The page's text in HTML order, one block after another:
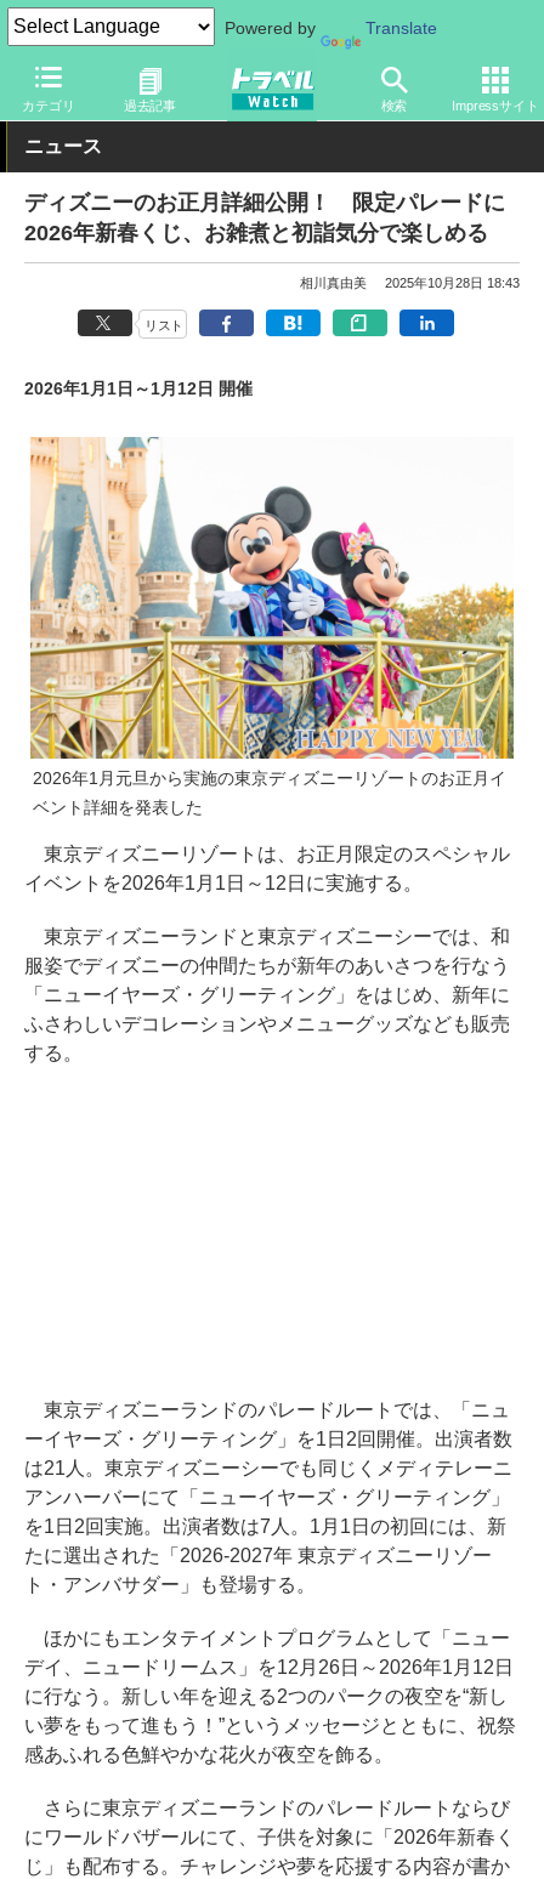
Powered by Translate
カテゴリ 過去記事 検索 Impressサイト
トラベル Watch 旅の情報 観光地 ディズニーリゾート
ニュース
ディズニーのお正月詳細公開！ 限定パレードに
2026年新春くじ、お雑煮と初詣気分で楽しめる
相川真由美 2025年10月28日 18:43
リスト
2026年1月1日～1月12日 開催
2026年1月元旦から実施の東京ディズニーリゾートのお正月イ
ベント詳細を発表した
東京ディズニーリゾートは、お正月限定のスペシャル
イベントを2026年1月1日～12日に実施する。
東京ディズニーランドと東京ディズニーシーでは、和
服姿でディズニーの仲間たちが新年のあいさつを行なう
「ニューイヤーズ・グリーティング」をはじめ、新年に
ふさわしいデコレーションやメニューグッズなども販売
する。
東京ディズニーランドのパレードルートでは、「ニュ
ーイヤーズ・グリーティング」を1日2回開催。出演者数
は21人。東京ディズニーシーでも同じくメディテレーニ
アンハーバーにて「ニューイヤーズ・グリーティング」
を1日2回実施。出演者数は7人。1月1日の初回には、新
たに選出された「2026-2027年 東京ディズニーリゾー
ト・アンバサダー」も登場する。
ほかにもエンタテイメントプログラムとして「ニュー
デイ、ニュードリームス」を12月26日～2026年1月12日
に行なう。新しい年を迎える2つのパークの夜空を“新し
い夢をもって進もう！”というメッセージとともに、祝祭
感あふれる色鮮やかな花火が夜空を飾る。
さらに東京ディズニーランドのパレードルートならび
にワールドバザールにて、子供を対象に「2026年新春く
じ」も配布する。チャレンジや夢を応援する内容が書か